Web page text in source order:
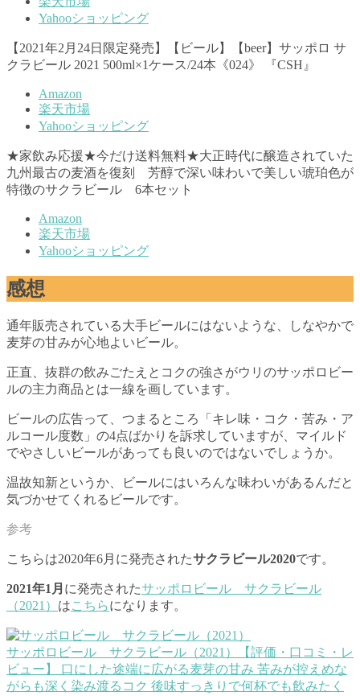
Yahooショッピング
【2021年2月24日限定発売】【ビール】【beer】サッポロ サ
クラビール 2021 500ml×1ケース/24本《024》 『CSH』
Amazon
楽天市場
Yahooショッピング
★家飲み応援★今だけ送料無料★大正時代に醸造されていた
九州最古の麦酒を復刻 芳醇で深い味わいで美しい琥珀色が
特徴のサクラビール 6本セット
Amazon
楽天市場
Yahooショッピング
感想
通年販売されている大手ビールにはないような、しなやかで
麦芽の甘みが心地よいビール。
正直、抜群の飲みごたえとコクの強さがウリのサッポロビー
ルの主力商品とは一線を画しています。
ビールの広告って、つまるところ「キレ味・コク・苦み・ア
ルコール度数」の4点ばかりを訴求していますが、マイルド
でやさしいビールがあっても良いのではないでしょうか。
温故知新というか、ビールにはいろんな味わいがあるんだと
気づかせてくれるビールです。
こちらは2020年6月に発売されたサクラビール2020です。
2021年1月 に発売されたサッポロビール サクラビール
（2021） はこちらになります。
サッポロビール サクラビール（2021）【評価・口コミ・レ
ビュー】
口にした途端に広がる麦芽の甘み 苦みが控えめな
がらも深く染み渡るコク 後味すっきりで何杯でも飲みたく